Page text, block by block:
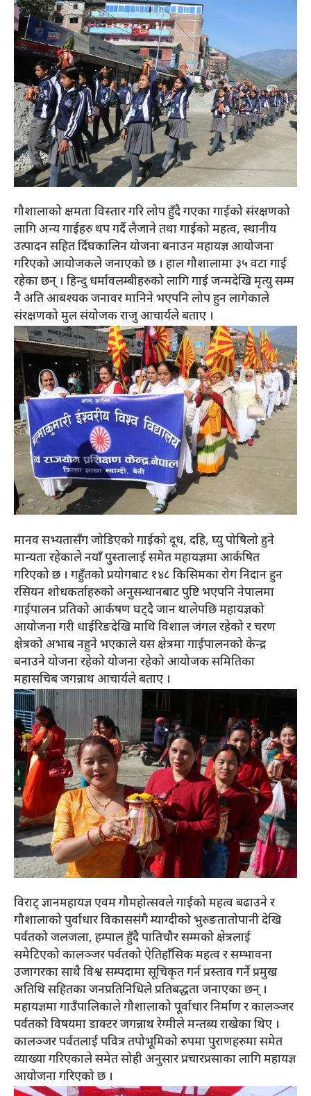
गौशालाको क्षमता विस्तार गरि लोप हुँदै गएका गाईको संरक्षणको
लागि अन्य गाईहरु थप गर्दै लैजाने तथा गाईको महत्व, स्थानीय
उत्पादन सहित र्दिघकालिन योजना बनाउन महायज्ञ आयोजना
गरिएको आयोजकले जनाएको छ । हाल गौशालामा ३५ वटा गाई
रहेका छन् । हिन्दु धर्मावलम्बीहरुको लागि गाई जन्मदेखि मृत्यु सम्म
नै अति आबश्यक जनावर मानिने भएपनि लोप हुन लागेकाले
संरक्षणको मुल संयोजक राजु आचार्यले बताए ।
मानव सभ्यतासँग जोडिएको गाईको दूध, दहि, घ्यु पोषिलो हुने
मान्यता रहेकाले नयाँ पुस्तालाई समेत महायज्ञमा आर्कषित
गरिएको छ । गहुँतको प्रयोगबाट १४८ किसिमका रोग निदान हुन
रसियन शोधकर्ताहरुको अनुसन्धानबाट पुष्टि भएपनि नेपालमा
गाईपालन प्रतिको आर्कषण घट्दै जान थालेपछि महायज्ञको
आयोजना गरी धाईरिङदेखि माथि विशाल जंगल रहेको र चरण
क्षेत्रको अभाब नहुने भएकाले यस क्षेत्रमा गाईपालनको केन्द्र
बनाउने योजना रहेको योजना रहेको आयोजक समितिका
महासचिब जगन्नाथ आचार्यले बताए ।
विराट् ज्ञानमहायज्ञ एवम गौमहोत्सवले गाईको महत्व बढाउने र
गौशालाको पुर्वाधार विकाससंगै म्याग्दीको भुरुङतातोपानी देखि
पर्वतको जलजला, हम्पाल हुँदै पातिचौर सम्मको क्षेत्रलाई
समेटिएको कालञ्जर पर्वतको ऐतिहाँसिक महत्व र सम्भावना
उजागरका साथै विश्व सम्पदामा सूचिकृत गर्न प्रस्ताव गर्ने प्रमुख
अतिथि सहितका जनप्रतिनिधिले प्रतिबद्धता जनाएका छन् ।
महायज्ञमा गाउँपालिकाले गौशालाको पूर्वाधार निर्माण र कालञ्जर
पर्वतको विषयमा डाक्टर जगन्नाथ रेग्मीले मन्तब्य राखेका थिए ।
कालञ्जर पर्वतलाई पवित्र तपोभूमिको रुपमा पुराणहरुमा समेत
व्याख्या गरिएकाले समेत सोही अनुसार प्रचारप्रसाका लागि महायज्ञ
आयोजना गरिएको छ ।